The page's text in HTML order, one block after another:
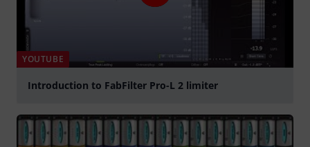
YOUTUBE
Introduction to FabFilter Pro-L 2 limiter